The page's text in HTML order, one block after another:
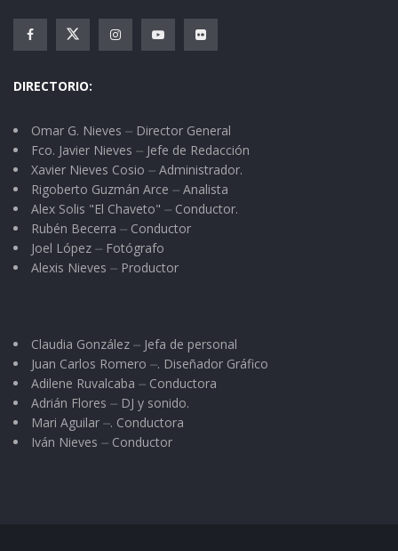
DIRECTORIO:
Omar G. Nieves ⏤ Director General
Fco. Javier Nieves ⏤ Jefe de Redacción
Xavier Nieves Cosio ⏤ Administrador.
Rigoberto Guzmán Arce ⏤ Analista
Alex Solis "El Chaveto" ⏤ Conductor.
Rubén Becerra ⏤ Conductor
Joel López ⏤ Fotógrafo
Alexis Nieves ⏤ Productor
Claudia González ⏤ Jefa de personal
Juan Carlos Romero ⏤. Diseñador Gráfico
Adilene Ruvalcaba ⏤ Conductora
Adrián Flores ⏤ DJ y sonido.
Mari Aguilar ⏤. Conductora
Iván Nieves ⏤ Conductor